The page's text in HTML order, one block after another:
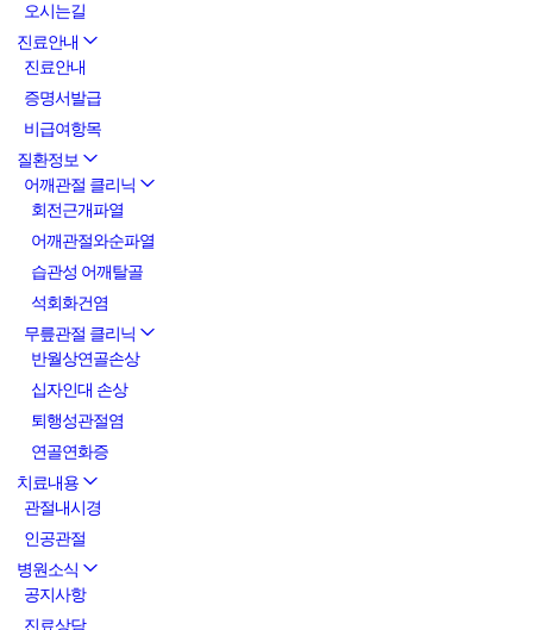
오시는길
진료안내
진료안내
증명서발급
비급여항목
질환정보
어깨관절 클리닉
회전근개파열
어깨관절와순파열
습관성 어깨탈골
석회화건염
무릎관절 클리닉
반월상연골손상
십자인대 손상
퇴행성관절염
연골연화증
치료내용
관절내시경
인공관절
병원소식
공지사항
진료상담